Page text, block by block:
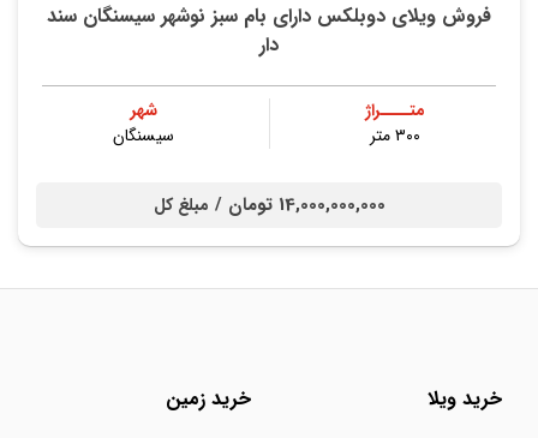
فروش ویلای دوبلکس دارای بام سبز نوشهر سیسنگان سند
دار
متــــراژ
۳۰۰ متر
شهر
سیسنگان
14,000,000,000 تومان / مبلغ کل
خرید ویلا خرید زمین